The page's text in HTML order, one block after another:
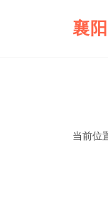
襄
当前位